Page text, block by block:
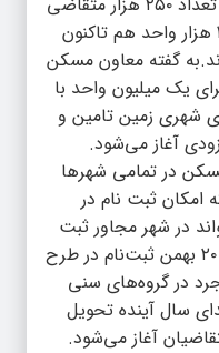
مجرد بوده‌اند. صاحبان بیش از ۴۰ هزار واحد هم تاکنون
گفته معاون مسکن
یک میلیون واحد با
شهری زمین تامین و
آغاز می‌شود.
در تمامی شهر‌ها
امکان ثبت نام در
در شهر مجاور ثبت
نام خود را انجام دهد.از ۲۰ دی تا ۲۰ بهمن ثبت‌نام در طرح
در گروه‌های سنی
سال آینده تحویل
آغاز می‌شود.